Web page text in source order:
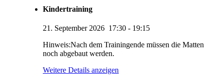
Kindertraining
21. September 2026 17:30 - 19:15
Hinweis:Nach dem Trainingende müssen die Matten
noch abgebaut werden.
Weitere Details anzeigen